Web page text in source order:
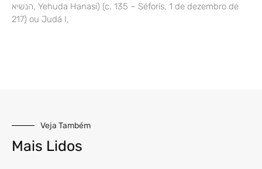
הנשיא, Yehuda Hanasi) (c. 135 – Séforis, 1 de dezembro de
217) ou Judá I,
Veja Também
Mais Lidos